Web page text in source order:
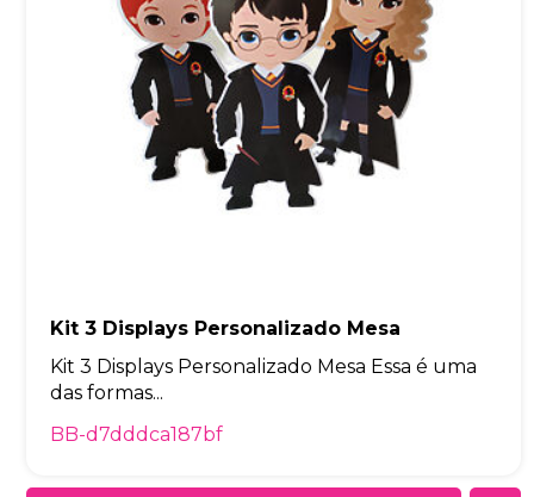
Kit 3 Displays Personalizado Mesa
Kit 3 Displays Personalizado Mesa Essa é uma
das formas...
BB-d7dddca187bf